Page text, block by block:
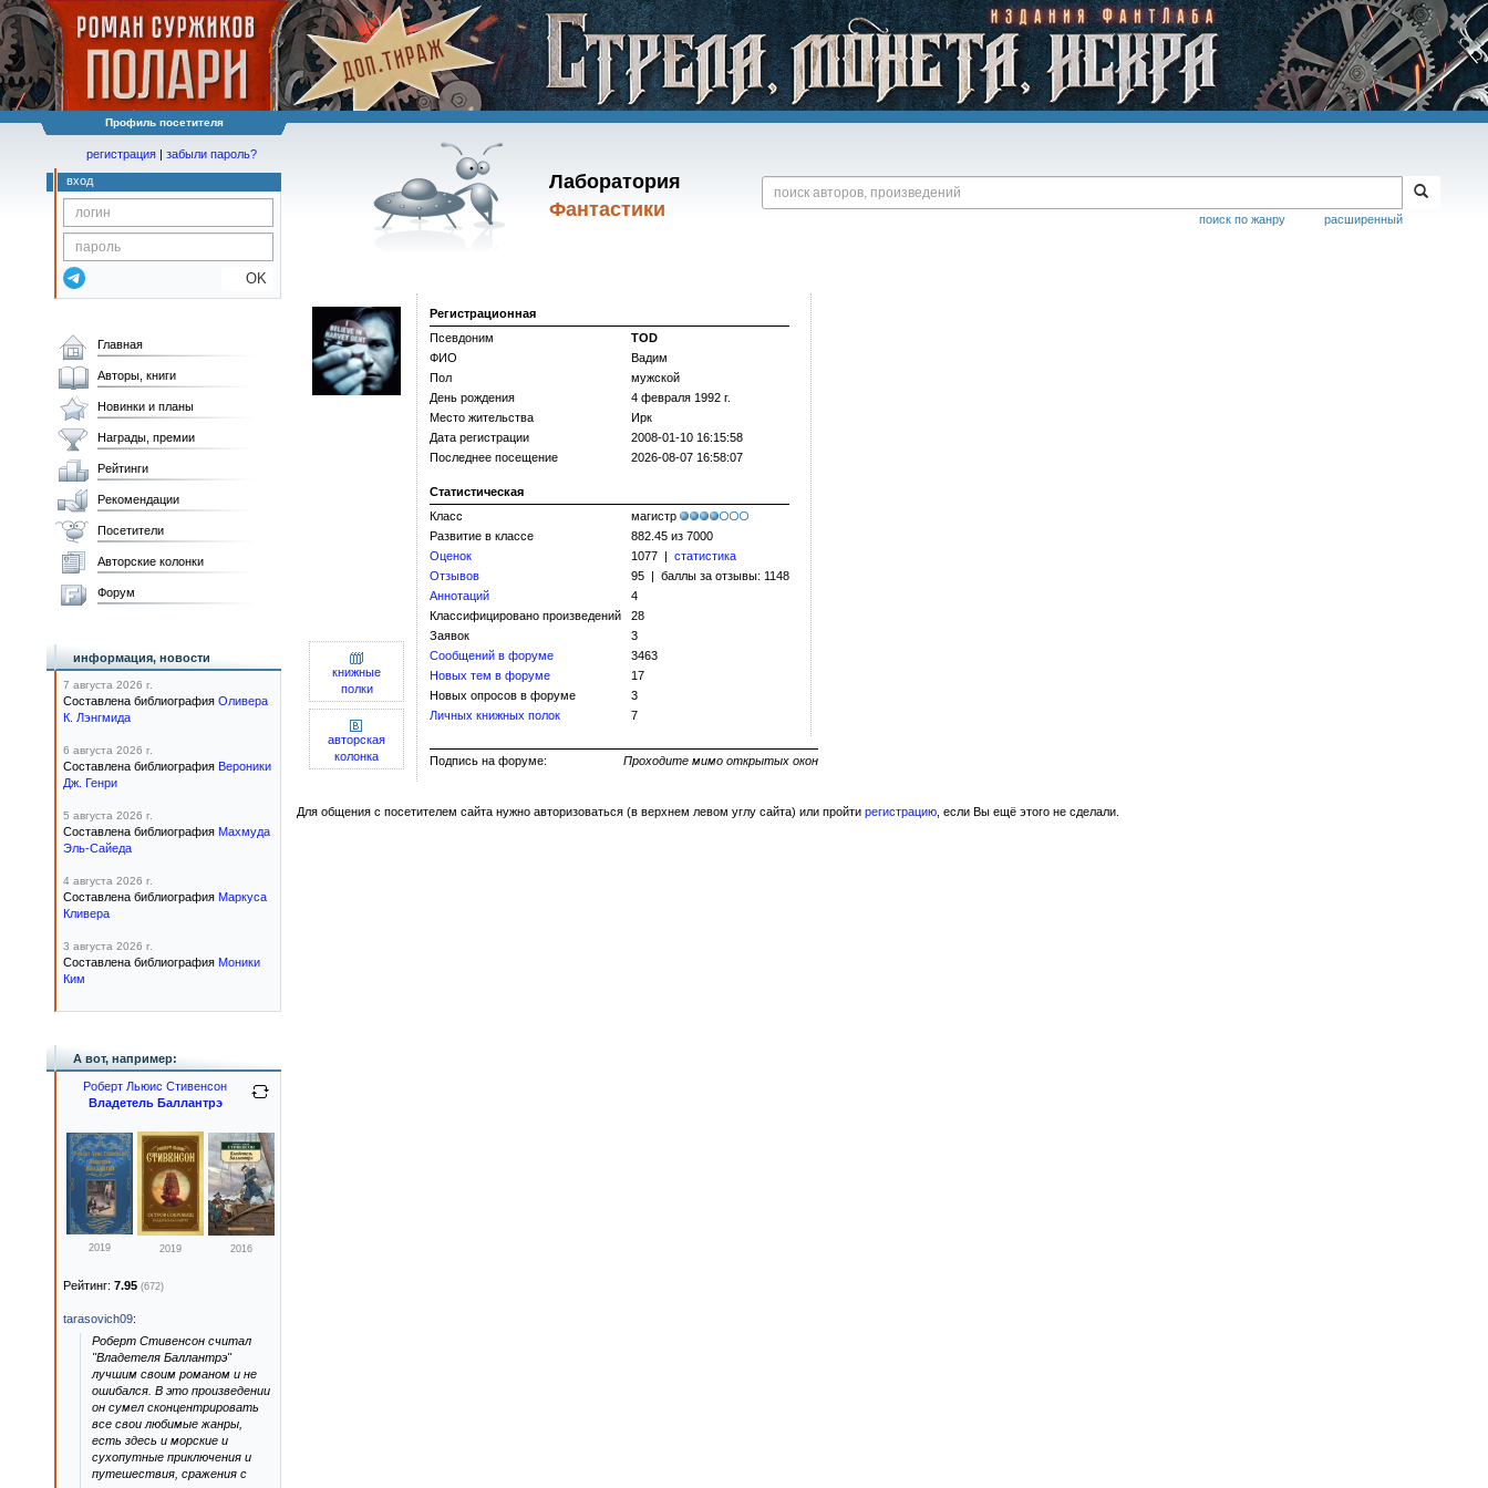
Профиль посетителя
Лаборатория
Фантастики
расширенный
поиск по жанру
регистрация | забыли пароль?
вход
OK
Регистрационная
Псевдоним
TOD
ФИО
Вадим
Пол
мужской
День рождения
4 февраля 1992 г.
Место жительства
Ирк
Дата регистрации
2008-01-10 16:15:58
Последнее посещение
2026-08-07 16:58:07
Статистическая
Класс
магистр
Развитие в классе
882.45 из 7000
Оценок
1077 | статистика
Отзывов
95 | баллы за отзывы: 1148
Аннотаций
4
Классифицировано произведений
28
Заявок
3
Сообщений в форуме
3463
Новых тем в форуме
17
Новых опросов в форуме
3
Личных книжных полок
7
книжные
полки
авторская
колонка
Подпись на форуме: Проходите мимо открытых окон
Для общения с посетителем сайта нужно авторизоваться (в верхнем левом углу сайта) или пройти регистрацию , если Вы ещё этого не сделали.
Главная
Авторы, книги
Новинки и планы
Награды, премии
Рейтинги
Рекомендации
Посетители
Авторские колонки
Форум
информация, новости
7 августа 2026 г.
Составлена библиография Оливера
К. Лэнгмида
6 августа 2026 г.
Составлена библиография Вероники
Дж. Генри
5 августа 2026 г.
Составлена библиография Махмуда
Эль-Сайеда
4 августа 2026 г.
Составлена библиография Маркуса
Кливера
3 августа 2026 г.
Составлена библиография Моники
Ким
А вот, например:
Роберт Льюис Стивенсон
Владетель Баллантрэ
2019 2019 2016
Рейтинг: 7.95 (672)
tarasovich09:
Роберт Стивенсон считал
"Владетеля Баллантрэ"
лучшим своим романом и не
ошибался. В это произведении
он сумел сконцентрировать
все свои любимые жанры,
есть здесь и морские и
сухопутные приключения и
путешествия, сражения с